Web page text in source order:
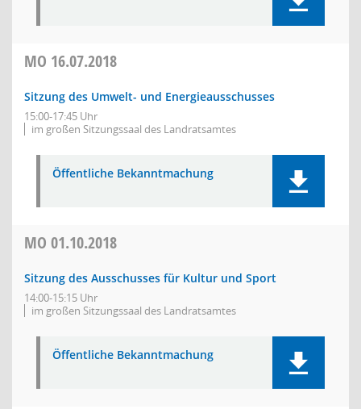
MO 16.07.2018
Sitzung des Umwelt- und Energieausschusses
15:00-17:45 Uhr
im großen Sitzungssaal des Landratsamtes
Öffentliche Bekanntmachung
MO 01.10.2018
Sitzung des Ausschusses für Kultur und Sport
14:00-15:15 Uhr
im großen Sitzungssaal des Landratsamtes
Öffentliche Bekanntmachung